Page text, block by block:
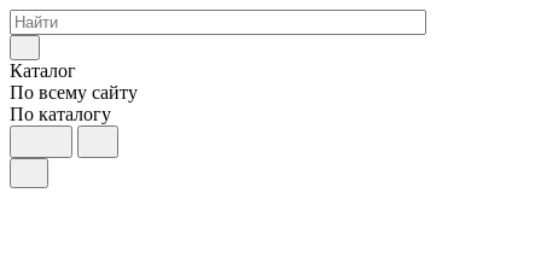
Каталог
По всему сайту
По каталогу